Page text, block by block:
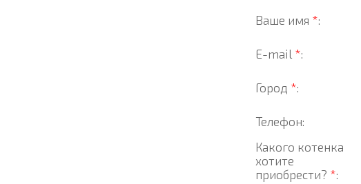
Ваше имя *:
E-mail *:
Город *:
Телефон:
Какого котенка
хотите
приобрести? *: